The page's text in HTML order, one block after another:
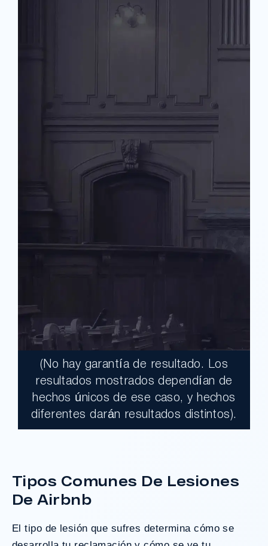
$17,900,000.00
Un jurado declaró al Condado de Los
(No hay garantía de resultado. Los
resultados mostrados dependían de
hechos únicos de ese caso, y hechos
diferentes darán resultados distintos).
Tipos Comunes De Lesiones
De Airbnb
El tipo de lesión que sufres determina cómo se